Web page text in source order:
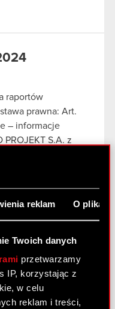
reklam O
Twoich danych
przetwarzamy
IP, korzystając z
w celu
reklam i treści,
raportów
prawna: Art.
– informacje
S.A. z
sądowej
USA Podstawa